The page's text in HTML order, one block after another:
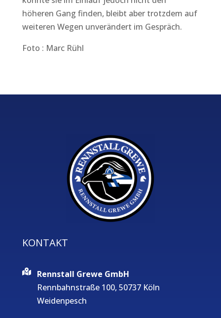
höheren Gang finden, bleibt aber trotzdem auf
weiteren Wegen unverändert im Gespräch.
Foto : Marc Rühl
KONTAKT
Rennstall Grewe GmbH
Rennbahnstraße 100, 50737 Köln
Weidenpesch